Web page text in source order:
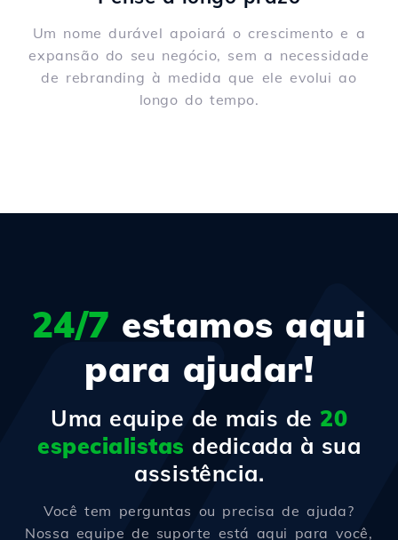
Um nome durável apoiará o crescimento e a
expansão do seu negócio, sem a necessidade
de rebranding à medida que ele evolui ao
longo do tempo.
24/7 estamos aqui
para ajudar!
Uma equipe de mais de 20
especialistas dedicada à sua
assistência.
Você tem perguntas ou precisa de ajuda?
Nossa equipe de suporte está aqui para você,